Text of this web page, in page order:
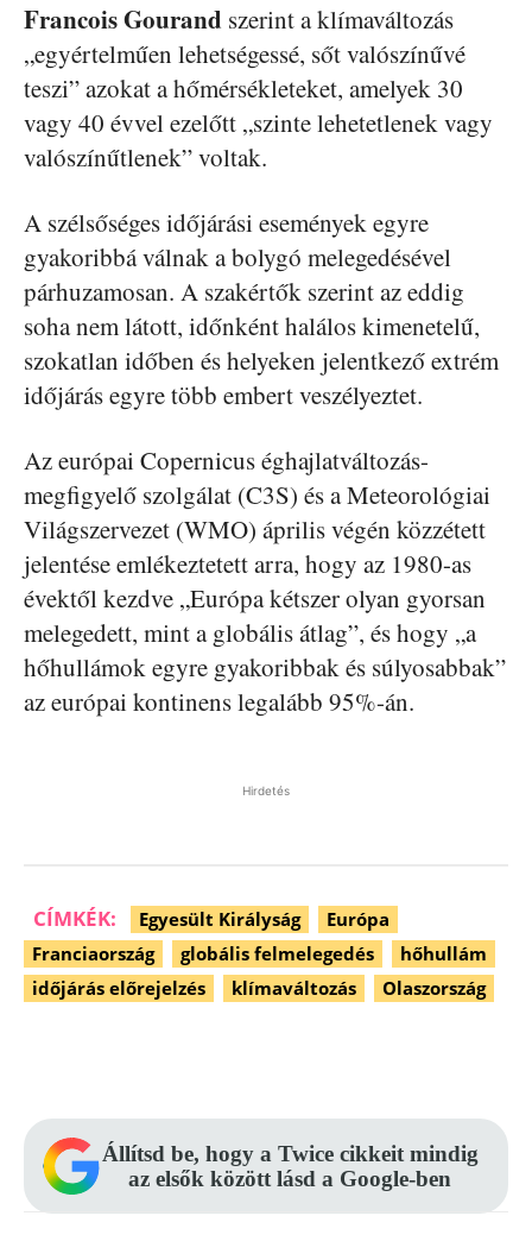
FrancoisGourand szerint a klímaváltozás
„egyértelműen lehetségessé, sőt valószínűvé
teszi” azokat a hőmérsékleteket, amelyek 30
vagy 40 évvel ezelőtt „szinte lehetetlenek vagy
valószínűtlenek” voltak.
A szélsőséges időjárási események egyre
gyakoribbá válnak a bolygó melegedésével
párhuzamosan. A szakértők szerint az eddig
soha nem látott, időnként halálos kimenetelű,
szokatlan időben és helyeken jelentkező extrém
időjárás egyre több embert veszélyeztet.
Az európai Copernicus éghajlatváltozás-
megfigyelő szolgálat (C3S) és a Meteorológiai
Világszervezet (WMO) április végén közzétett
jelentése emlékeztetett arra, hogy az 1980-as
évektől kezdve „Európa kétszer olyan gyorsan
melegedett, mint a globális átlag”, és hogy „a
hőhullámok egyre gyakoribbak és súlyosabbak”
az európai kontinens legalább 95%-án.
Hirdetés
CÍMKÉK: Egyesült Királyság
Európa
Franciaország
globális felmelegedés
hőhullám
időjárás előrejelzés
klímaváltozás Olaszország
Állítsd be, hogy a Twice cikkeit mindig
az elsők között lásd a Google-ben